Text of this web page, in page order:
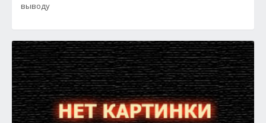
выводу